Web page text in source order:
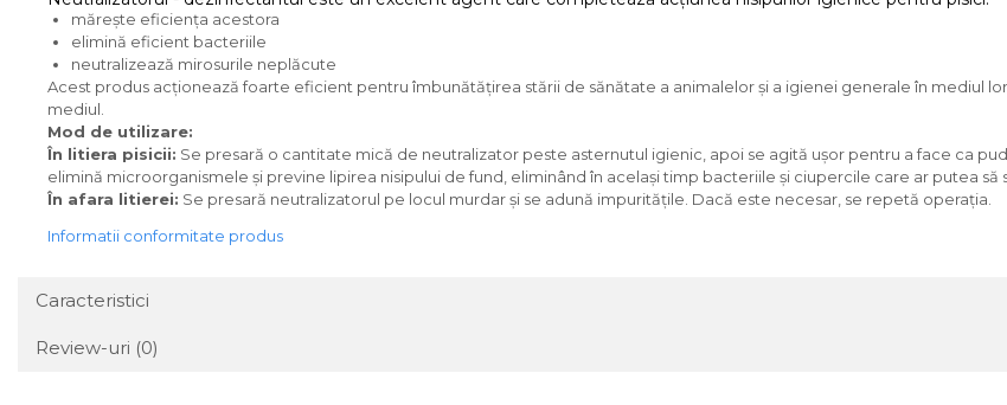
mărește eficiența acestora
elimină eficient bacteriile
neutralizează mirosurile neplăcute
Acest produs acționează foarte eficient pentru îmbunătățirea stării de sănătate a animalelor și a igienei generale în mediul
mediul.
Mod de utilizare:
În litiera pisicii: Se presară o cantitate mică de neutralizator peste asternutul igienic, apoi se agită ușor pentru a face ca
elimină microorganismele și previne lipirea nisipului de fund, eliminând în același timp bacteriile și ciupercile care ar putea să
În afara litierei: Se presară neutralizatorul pe locul murdar și se adună impuritățile. Dacă este necesar, se repetă operația.
Informatii conformitate produs
Caracteristici
Review-uri (0)